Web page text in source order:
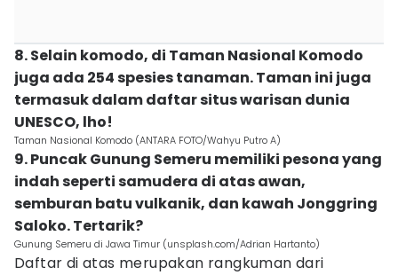
8. Selain komodo, di Taman Nasional Komodo
juga ada 254 spesies tanaman. Taman ini juga
termasuk dalam daftar situs warisan dunia
UNESCO, lho!
Taman Nasional Komodo (ANTARA FOTO/Wahyu Putro A)
9. Puncak Gunung Semeru memiliki pesona yang
indah seperti samudera di atas awan,
semburan batu vulkanik, dan kawah Jonggring
Saloko. Tertarik?
Gunung Semeru di Jawa Timur (unsplash.com/Adrian Hartanto)
Daftar di atas merupakan rangkuman dari